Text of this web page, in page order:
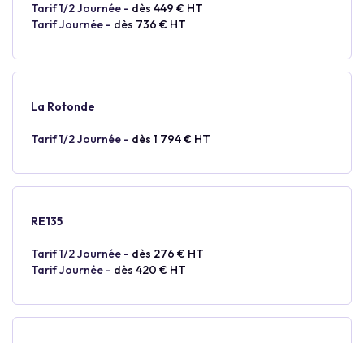
Tarif 1/2 Journée - dès 449 € HT
Tarif Journée - dès 736 € HT
La Rotonde
Tarif 1/2 Journée - dès 1 794 € HT
RE135
Tarif 1/2 Journée - dès 276 € HT
Tarif Journée - dès 420 € HT